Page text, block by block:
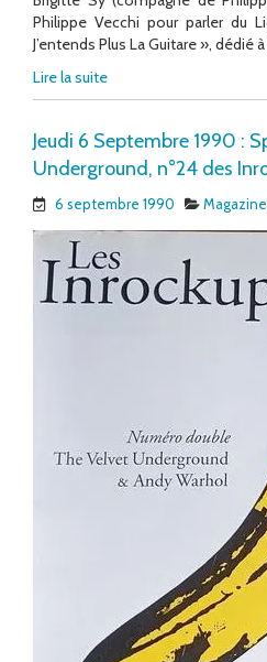
Philippe Vecchi pour parler du
J’entends Plus La Guitare », dédié
Lire la suite
Jeudi 6 Septembre 1990 :
Underground, n°24 des
6 septembre 1990